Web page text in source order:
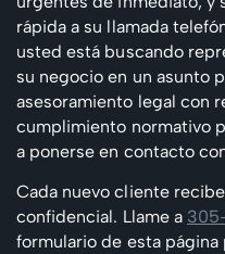
rápida a su llamada
usted está buscando
su negocio en un asunto
asesoramiento legal con
cumplimiento normativo
a ponerse en contacto
Cada nuevo cliente
confidencial. Llame a
formulario de esta